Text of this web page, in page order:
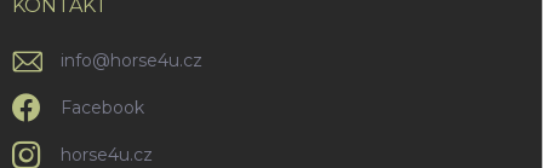
KONTAKT
info@horse4u.cz
Facebook
horse4u.cz